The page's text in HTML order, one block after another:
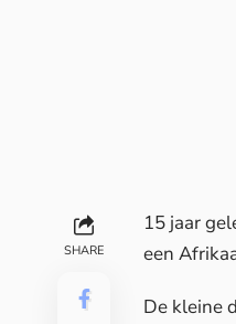
SHARE
15 jaar
een
De kleine